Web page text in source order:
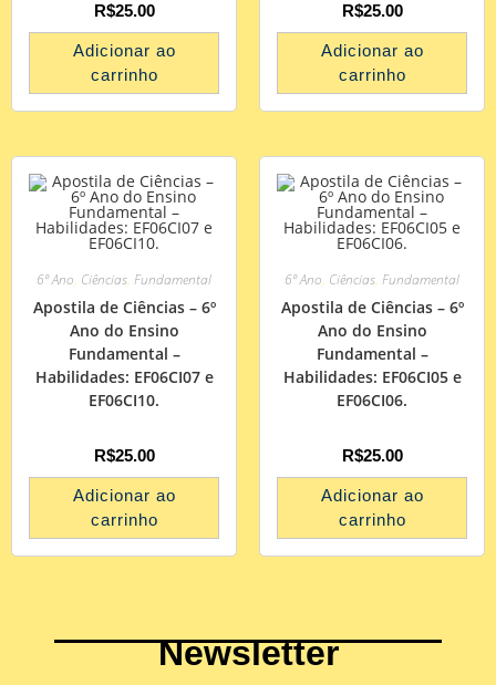
R$25.00
Adicionar ao
carrinho
R$25.00
Adicionar ao
carrinho
6º Ano, Ciências, Fundamental
Apostila de Ciências – 6º
Ano do Ensino
Fundamental –
Habilidades: EF06CI07 e
EF06CI10.
R$25.00
Adicionar ao
carrinho
6º Ano, Ciências, Fundamental
Apostila de Ciências – 6º
Ano do Ensino
Fundamental –
Habilidades: EF06CI05 e
EF06CI06.
R$25.00
Adicionar ao
carrinho
Newsletter